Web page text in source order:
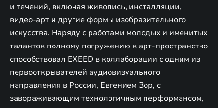
и течений, включая живопись, инсталляции,
видео-арт и другие формы изобразительного
искусства. Наряду с работами молодых и именитых
талантов полному погружению в арт-пространство
способствовал EXEED в коллаборации с одним из
первооткрывателей аудиовизуального
направления в России, Евгением Зор, с
завораживающим технологичным перформансом,